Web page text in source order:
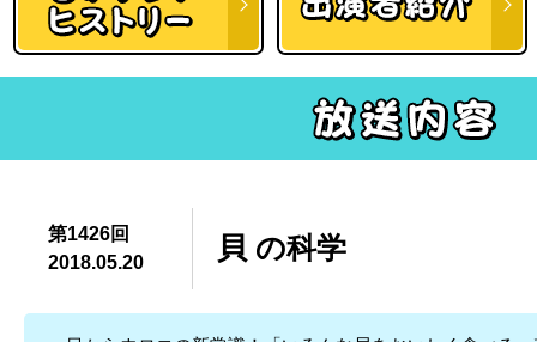
第1426回
2018.05.20
貝 の科学